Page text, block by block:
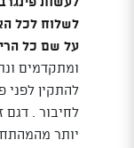
לשלוח לכל
על שם כל
ומתקדמים
להתקין לפני
לחיבור . דגם
יותר